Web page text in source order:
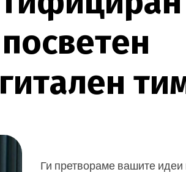
посветен
гитален ти
Ги претвораме вашите